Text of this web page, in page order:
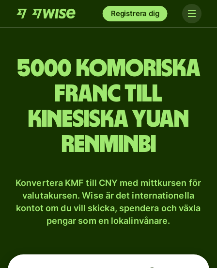
Registrera dig
5000 komoriska
franc till
kinesiska yuan
renminbi
Konvertera KMF till CNY med mittkursen för
valutakursen. Wise är det internationella
kontot om du vill skicka, spendera och växla
pengar som en lokalinvånare.